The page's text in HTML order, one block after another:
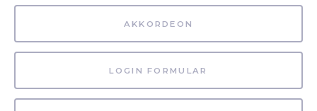
AKKORDEON
LOGIN FORMULAR